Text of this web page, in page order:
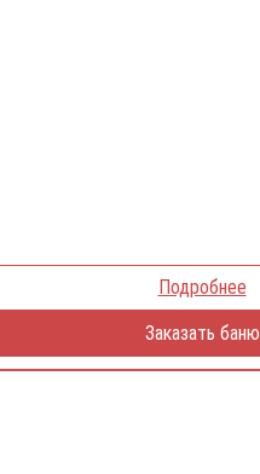
Подробнее
Заказать баню